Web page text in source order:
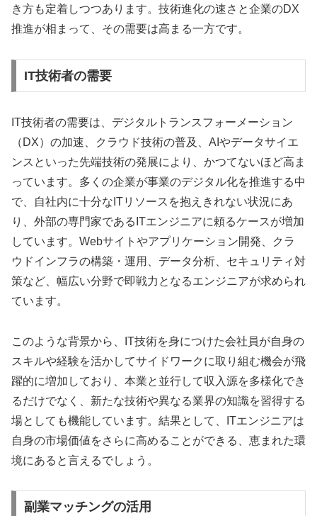
き方も定着しつつあります。技術進化の速さと企業のDX
推進が相まって、その需要は高まる一方です。
IT技術者の需要
IT技術者の需要は、デジタルトランスフォーメーション
（DX）の加速、クラウド技術の普及、AIやデータサイエ
ンスといった先端技術の発展により、かつてないほど高ま
っています。多くの企業が事業のデジタル化を推進する中
で、自社内に十分なITリソースを抱えきれない状況にあ
り、外部の専門家であるITエンジニアに頼るケースが増加
しています。Webサイトやアプリケーション開発、クラ
ウドインフラの構築・運用、データ分析、セキュリティ対
策など、幅広い分野で即戦力となるエンジニアが求められ
ています。
このような背景から、IT技術を身につけた会社員が自身の
スキルや経験を活かしてサイドワークに取り組む機会が飛
躍的に増加しており、本業と並行して収入源を多様化でき
るだけでなく、新たな技術や異なる業界の知識を習得する
場としても機能しています。結果として、ITエンジニアは
自身の市場価値をさらに高めることができる、恵まれた環
境にあると言えるでしょう。
副業マッチングの活用